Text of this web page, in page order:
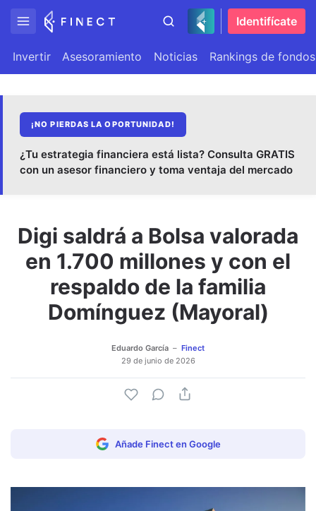
Identifícate
Invertir Asesoramiento Noticias Rankings de fondos
¡NO PIERDAS LA OPORTUNIDAD!
¿Tu estrategia financiera está lista? Consulta GRATIS
con un asesor financiero y toma ventaja del mercado
Digi saldrá a Bolsa valorada
en 1.700 millones y con el
respaldo de la familia
Domínguez (Mayoral)
Eduardo García
Finect
29 de junio de 2026
Añade Finect en Google